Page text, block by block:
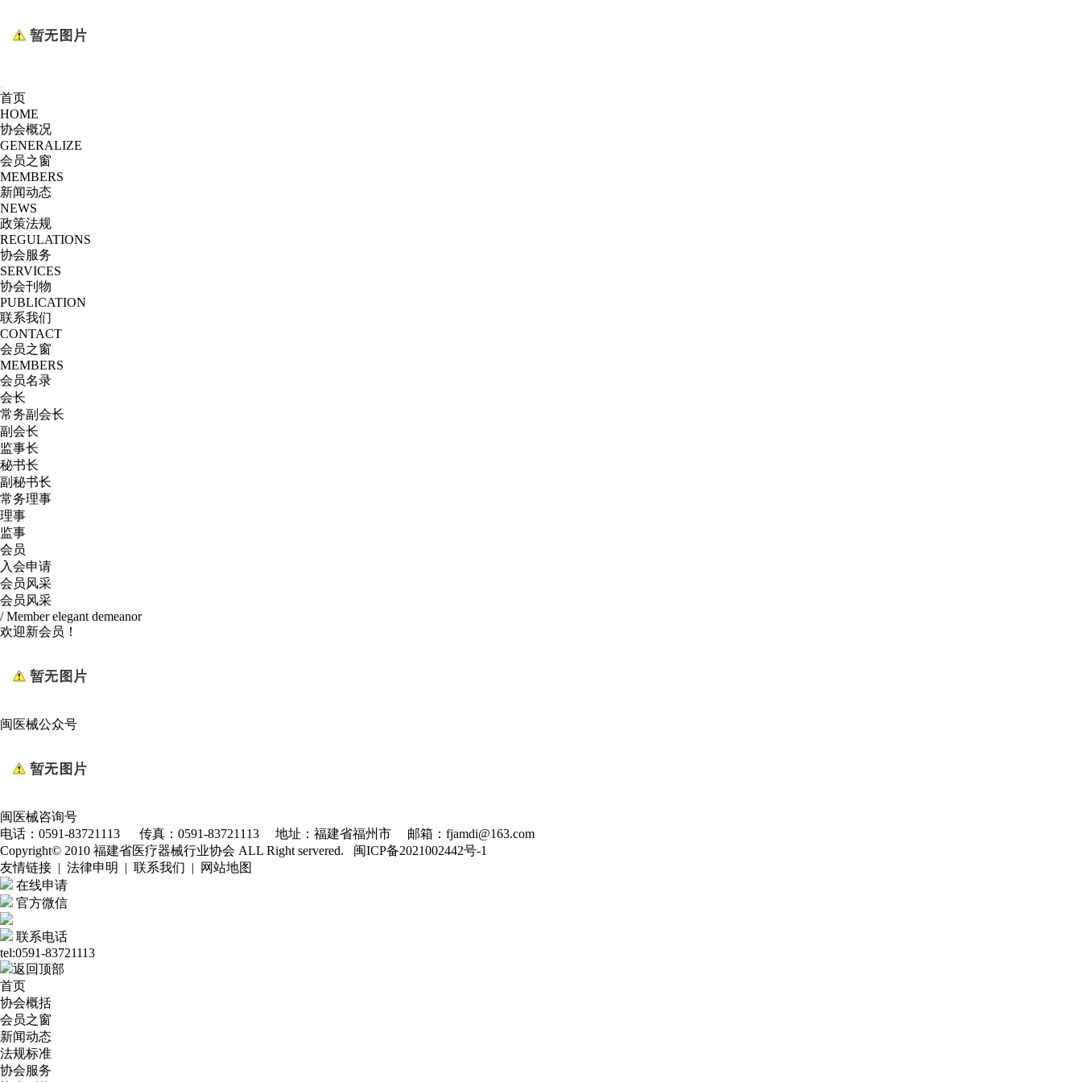
首页
HOME
协会概况
GENERALIZE
会员之窗
MEMBERS
新闻动态
NEWS
政策法规
REGULATIONS
协会服务
SERVICES
协会刊物
PUBLICATION
联系我们
CONTACT
会员之窗
MEMBERS
会员名录
会长
常务副会长
副会长
监事长
秘书长
副秘书长
常务理事
理事
监事
会员
入会申请
会员风采
会员风采
/ Member elegant demeanor
欢迎新会员！
闽医械公众号
闽医械咨询号
电话：0591-83721113 传真：0591-83721113 地址：福建省福州市 邮箱：fjamdi@163.com
Copyright© 2010 福建省医疗器械行业协会 ALL Right servered. 闽ICP备2021002442号-1
友情链接 | 法律申明 | 联系我们 | 网站地图
在线申请
官方微信
联系电话
tel:0591-83721113
返回顶部
首页
协会概括
会员之窗
新闻动态
法规标准
协会服务